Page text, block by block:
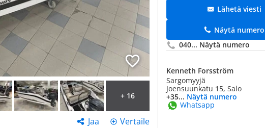
+ 16
Jaa Vertaile
Lähetä viesti
Näytä numero
040... Näytä numero
Kenneth Forsström
Sargomyyjä
Joensuunkatu 15, Salo
+35... Näytä numero
Whatsapp